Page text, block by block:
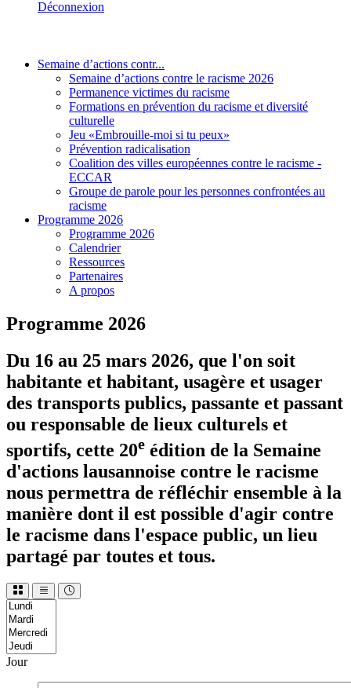
Déconnexion
Semaine d’actions contr...
Semaine d’actions contre le racisme 2026
Permanence victimes du racisme
Formations en prévention du racisme et diversité
culturelle
Jeu «Embrouille-moi si tu peux»
Prévention radicalisation
Coalition des villes européennes contre le racisme -
ECCAR
Groupe de parole pour les personnes confrontées au
racisme
Programme 2026
Programme 2026
Calendrier
Ressources
Partenaires
A propos
Programme 2026
Du 16 au 25 mars 2026, que l'on soit
habitante et habitant, usagère et usager
des transports publics, passante et passant
ou responsable de lieux culturels et
sportifs, cette 20e édition de la Semaine
d'actions lausannoise contre le racisme
nous permettra de réfléchir ensemble à la
manière dont il est possible d'agir contre
le racisme dans l'espace public, un lieu
partagé par toutes et tous.
Jour